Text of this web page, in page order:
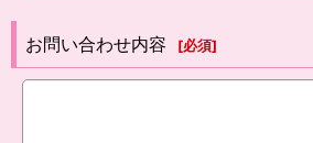
お問い合わせ内容 [必須]